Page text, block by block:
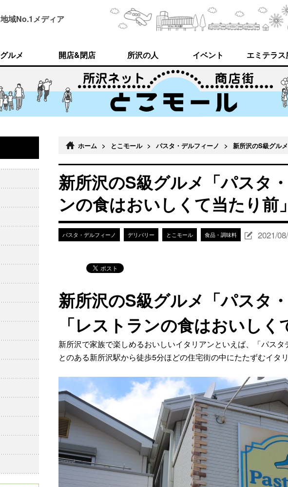
地域No.1メディア
グルメ 開店&閉店 所沢の人 イベント エミテラス
ホーム > とこモール > パスタ・デルフィーノ > 新所沢のS級グル
新所沢のS級グルメ「パスタ
ンの食はおいしくて当たり前」
パスタ・デルフィーノ デリバリー とこモール 食品・調味料 2021/
新所沢のS級グルメ「パスタ
「レストランの食はおいしく
新所沢で家族で楽しめるおいしいイタリアンといえば、「パス
とのある新所沢駅から徒歩5分ほどの住宅街の中にたたずむイタ